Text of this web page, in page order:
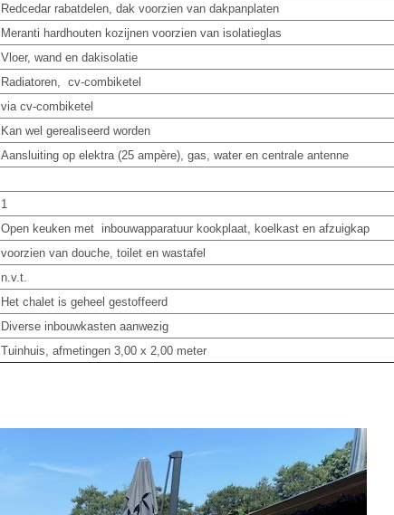
Redcedar rabatdelen, dak voorzien van dakpanplaten
Meranti hardhouten kozijnen voorzien van isolatieglas
Vloer, wand en dakisolatie
Radiatoren, cv-combiketel
via cv-combiketel
Kan wel gerealiseerd worden
Aansluiting op elektra (25 ampère), gas, water en centrale antenne
1
Open keuken met inbouwapparatuur kookplaat, koelkast en afzuigkap
voorzien van douche, toilet en wastafel
n.v.t.
Het chalet is geheel gestoffeerd
Diverse inbouwkasten aanwezig
Tuinhuis, afmetingen 3,00 x 2,00 meter